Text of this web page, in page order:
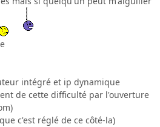
intégré et ip dynamique
de cette difficulté par l'ouverture
c'est réglé de ce côté-la)